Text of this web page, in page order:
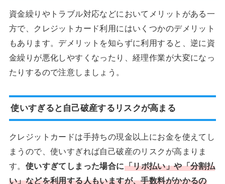
資金繰りやトラブル対応などにおいてメリットがある一
方で、クレジットカード利用にはいくつかのデメリット
もあります。デメリットを知らずに利用すると、逆に資
金繰りが悪化しやすくなったり、経理作業が大変になっ
たりするので注意しましょう。
使いすぎると自己破産するリスクが高まる
クレジットカードは手持ちの現金以上にお金を使えてし
まうので、使いすぎれば自己破産のリスクが高まりま
す。 使いすぎてしまった場合に「リボ払い」や「分割払
い」などを利用する人もいますが、手数料がかかるの